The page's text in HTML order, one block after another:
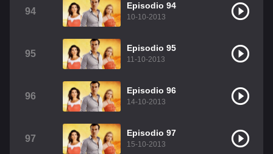
94
Episodio 94
10-10-2013
95
Episodio 95
11-10-2013
96
Episodio 96
14-10-2013
97
Episodio 97
15-10-2013